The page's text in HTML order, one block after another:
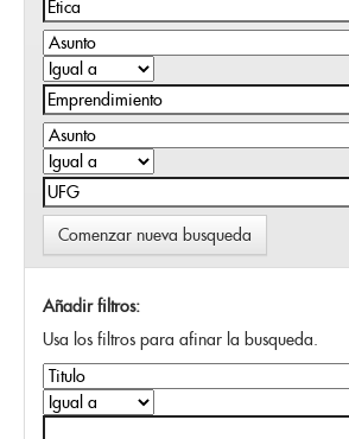
Comenzar nueva busqueda
Añadir filtros:
Usa los filtros para afinar la busqueda.